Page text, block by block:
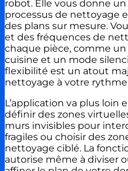
robot. Elle vous donne
processus de nettoyage
des plans sur mesure.
et des fréquences de
chaque pièce, comme
cuisine et un mode
flexibilité est un atout
nettoyage à votre rythme
L’application va plus loin
définir des zones
murs invisibles pour
fragiles ou choisir des
nettoyage ciblé. La
autorise même à diviser